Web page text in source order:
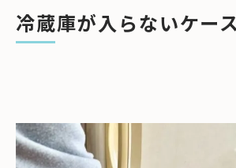
上層階の場合はクレーン搬
クレーン搬入方法
窓や手すりのサイズ確認も
冷蔵庫が入らないケース